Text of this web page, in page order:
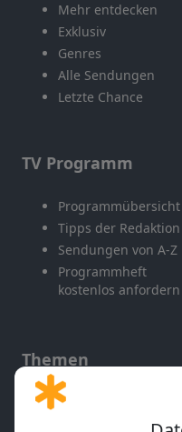
Mehr entdecken
Exklusiv
Genres
Alle Sendungen
Letzte Chance
TV Programm
Programmübersicht
Tipps der Redaktion
Sendungen von A-Z
Programmheft
kostenlos anfordern
Themen
Gott und Bibel erklärt